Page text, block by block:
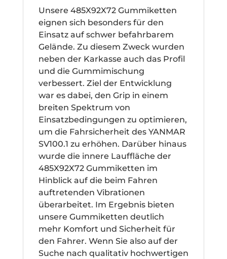
Unsere 485X92X72 Gummiketten
eignen sich besonders für den
Einsatz auf schwer befahrbarem
Gelände. Zu diesem Zweck wurden
neben der Karkasse auch das Profil
und die Gummimischung
verbessert. Ziel der Entwicklung
war es dabei, den Grip in einem
breiten Spektrum von
Einsatzbedingungen zu optimieren,
um die Fahrsicherheit des YANMAR
SV100.1 zu erhöhen. Darüber hinaus
wurde die innere Lauffläche der
485X92X72 Gummiketten im
Hinblick auf die beim Fahren
auftretenden Vibrationen
überarbeitet. Im Ergebnis bieten
unsere Gummiketten deutlich
mehr Komfort und Sicherheit für
den Fahrer. Wenn Sie also auf der
Suche nach qualitativ hochwertigen